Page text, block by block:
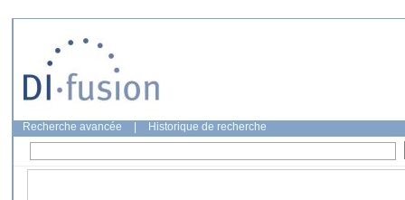
Recherche avancée Historique de recherche